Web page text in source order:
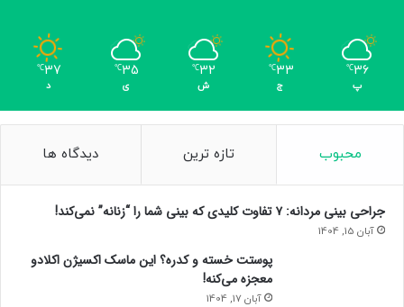
36
℃
پ
33
℃
ج
32
℃
ش
35
℃
ی
37
℃
د
محبوب تازه ترین دیدگاه ها
جراحی بینی مردانه: ۷ تفاوت کلیدی که بینی شما را “زنانه” نمی‌کند!
آبان 15, 1404
پوستت خسته و کدره؟ این ماسک اکسیژن اکلادو
معجزه می‌کنه!
آبان 17, 1404